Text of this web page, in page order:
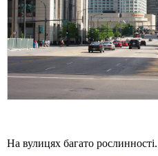
На вулицях багато рослинності.